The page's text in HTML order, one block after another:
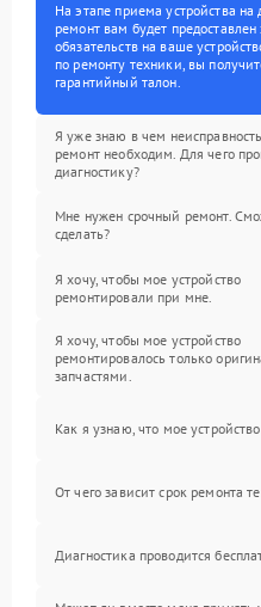
На этапе приема устройства
ремонт вам будет
обязательств на ваше
по ремонту техники, вы
гарантийный талон.
Я уже знаю в чем
ремонт необходим. Для чего
диагностику?
Мне нужен срочный ремонт.
сделать?
Я хочу, чтобы мое устройство
ремонтировали при мне.
Я хочу, чтобы мое устройство
ремонтировалось только
запчастями.
Как я узнаю, что мое устройство
От чего зависит срок ремонта
Диагностика проводится